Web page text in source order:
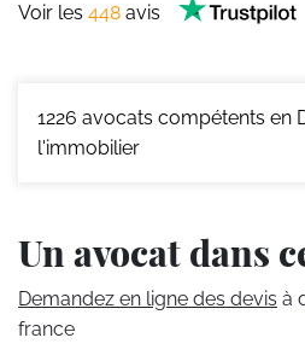
Voir les 448 avis
1226 avocats compétents en
l'immobilier
Un avocat dans
Demandez en ligne des devis à
france